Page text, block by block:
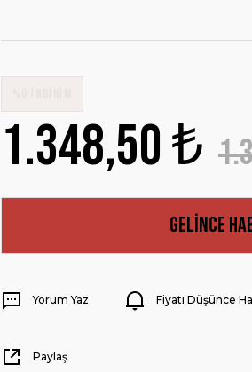
1.348,50 ₺
Gelince
Yorum Yaz Fiyatı Düşünce
Paylaş